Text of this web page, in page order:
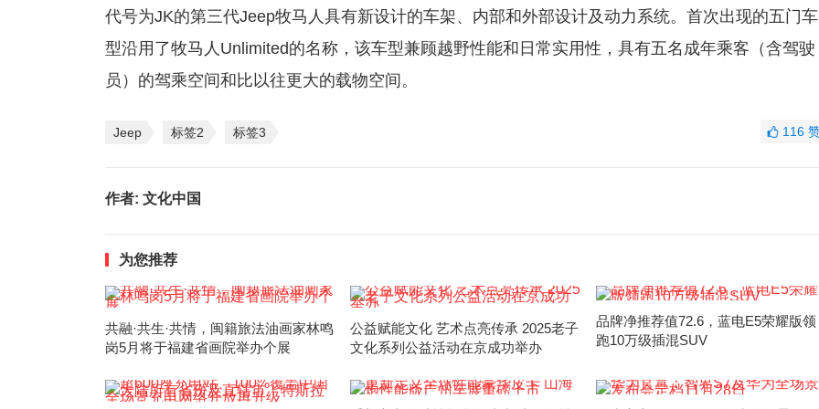
代号为JK的第三代Jeep牧马人具有新设计的车架、内部和外部设计及动力系统。首次出现的五门车
型沿用了牧马人Unlimited的名称，该车型兼顾越野性能和日常实用性，具有五名成年乘客（含驾驶
员）的驾乘空间和比以往更大的载物空间。
Jeep 标签2 标签3 116
作者: 文化中国
为您推荐
共融·共生·共情，闽籍旅法油画家林鸣
岗5月将于福建省画院举办个展
公益赋能文化 艺术点亮传承 2025老子
文化系列公益活动在京成功举办
品牌净推荐值72.6，蓝电E5荣耀版领
跑10万级插混SUV